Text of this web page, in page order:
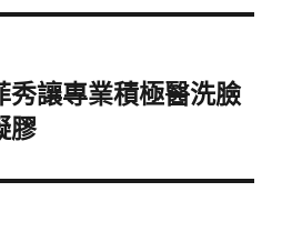
秀讓專業積極醫洗臉
膠